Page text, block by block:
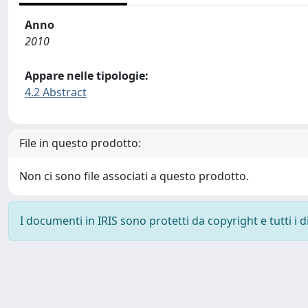
Anno
2010
Appare nelle tipologie:
4.2 Abstract
File in questo prodotto:
Non ci sono file associati a questo prodotto.
I documenti in IRIS sono protetti da copyright e tutti i